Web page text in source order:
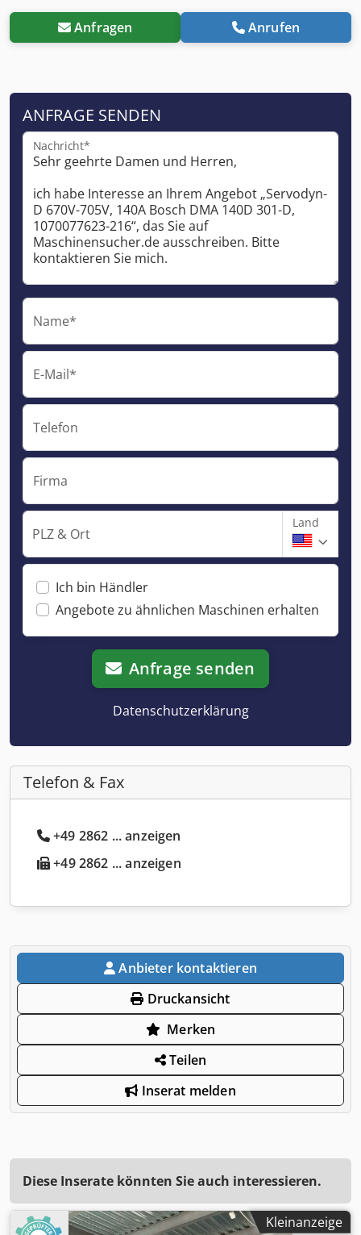
Anfragen Anrufen
ANFRAGE SENDEN
Nachricht*
Name*
E-Mail*
Telefon
Firma
PLZ & Ort
Land
Ich bin Händler
Angebote zu ähnlichen Maschinen erhalten
Anfrage senden
Datenschutzerklärung
Telefon & Fax
+49 2862 ... anzeigen
+49 2862 ... anzeigen
Anbieter kontaktieren
Druckansicht
Merken
Teilen
Inserat melden
Diese Inserate könnten Sie auch interessieren.
Kleinanzeige